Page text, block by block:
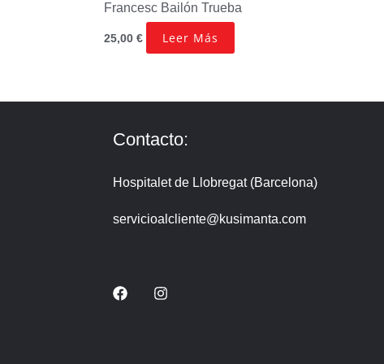
Francesc Bailón Trueba
25,00 € Leer Más
Contacto:
Hospitalet de Llobregat (Barcelona)
servicioalcliente@kusimanta.com